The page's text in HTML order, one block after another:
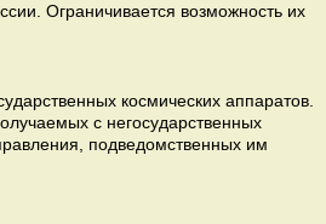
Ограничивается возможность их
космических аппаратов.
с негосударственных
подведомственных им